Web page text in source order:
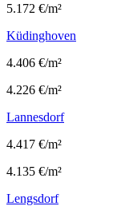
5.172 €/m²
Küdinghoven
4.406 €/m²
4.226 €/m²
Lannesdorf
4.417 €/m²
4.135 €/m²
Lengsdorf